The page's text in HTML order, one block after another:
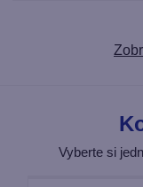
Vyberte si